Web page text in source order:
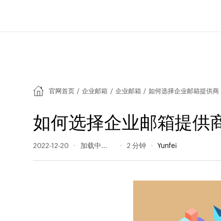
官网首页 / 企业邮箱 / 企业邮箱 / 如何选择企业邮箱提供商
如何选择企业邮箱提供
2022-12-20 346 阅读量 2 分钟 Yunfei